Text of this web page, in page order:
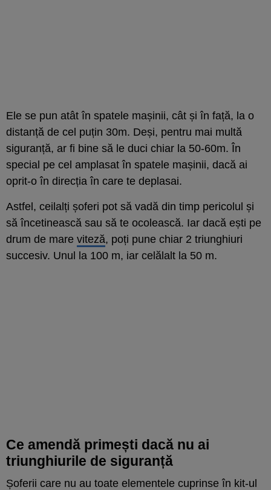
Ele se pun atât în spatele mașinii, cât și în față, la o
distanță de cel puțin 30m. Deși, pentru mai multă
siguranță, ar fi bine să le duci chiar la 50-60m. În
special pe cel amplasat în spatele mașinii, dacă ai
oprit-o în direcția în care te deplasai.
Astfel, ceilalți șoferi pot să vadă din timp pericolul și
să încetinească sau să te ocolească. Iar dacă ești pe
drum de mare viteză, poți pune chiar 2 triunghiuri
succesiv. Unul la 100 m, iar celălalt la 50 m.
Ce amendă primești dacă nu ai
triunghiurile de siguranță
Șoferii care nu au toate elementele cuprinse în kit-ul